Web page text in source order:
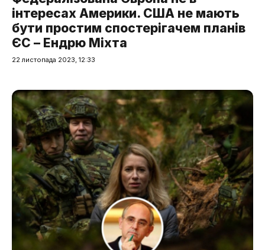
інтересах Америки. США не мають
бути простим спостерігачем планів
ЄС – Ендрю Міхта
22 листопада 2023, 12:33